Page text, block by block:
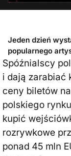
Jeden dzień
popularnego
Spóźnialscy
i dają zarabiać
ceny biletów
polskiego
kupić
rozrywkowe
ponad 45 mln